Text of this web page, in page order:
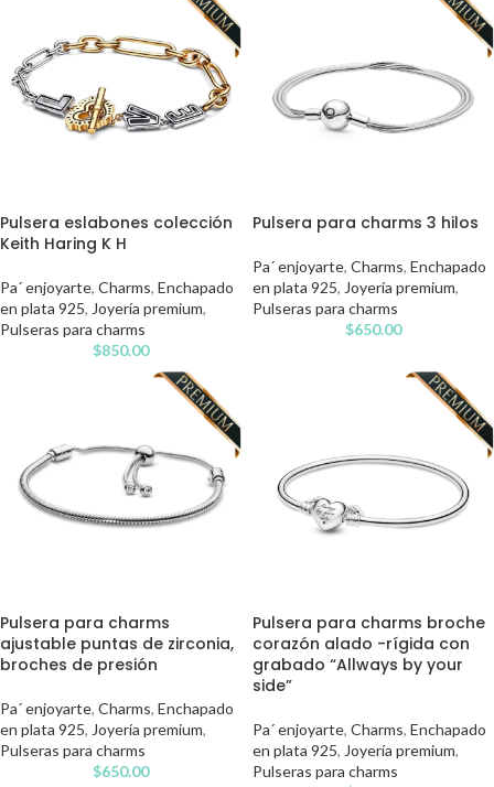
Pulsera eslabones colección
Keith Haring K H
Pa´ enjoyarte, Charms, Enchapado
en plata 925, Joyería premium,
Pulseras para charms
$850.00
Pulsera para charms 3 hilos
Pa´ enjoyarte, Charms, Enchapado
en plata 925, Joyería premium,
Pulseras para charms
$650.00
Pulsera para charms
ajustable puntas de zirconia,
broches de presión
Pa´ enjoyarte, Charms, Enchapado
en plata 925, Joyería premium,
Pulseras para charms
$650.00
Pulsera para charms broche
corazón alado -rígida con
grabado “Allways by your
side”
Pa´ enjoyarte, Charms, Enchapado
en plata 925, Joyería premium,
Pulseras para charms